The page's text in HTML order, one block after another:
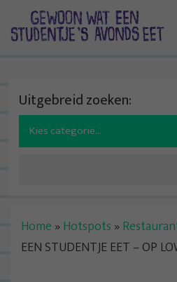
Uitgebreid zoeken:
Search
for:
Home » Hotspots »
EEN STUDENTJE EET – OP